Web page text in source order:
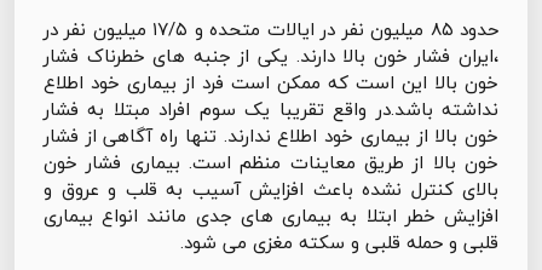
حدود ۸۵ میلیون نفر در ایالات متحده و ۱۷/۵ میلیون نفر در
،ایران فشار خون بالا دارند. یکی از جنبه های خطرناک فشار
خون بالا این است که ممکن است فرد از بیماری خود اطلاع
نداشته باشد.در واقع تقریبا یک سوم افراد مبتلا به فشار
خون بالا از بیماری خود اطلاع ندارند. تنها راه آگاهی از فشار
خون بالا از طریق معاینات منظم است. بیماری فشار خون
بالای کنترل نشده باعث افزایش آسیب به قلب و عروق و
افزایش خطر ابتلا به بیماری های جدی مانند انواع بیماری
قلبی و حمله قلبی و سکته مغزی می شود.